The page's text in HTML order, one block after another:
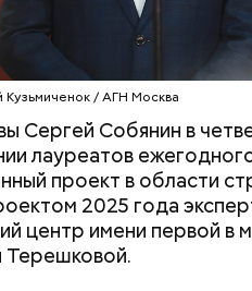
Кузьмиченок / АГН Москва
Сергей Собянин в
лауреатов
проект в области
2025 года
центр имени первой
Терешковой.